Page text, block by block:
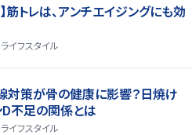
筋トレは、アンチエイジングにも効
ライフスタイル
対策が骨の健康に影響？日焼け
D不足の関係とは
ライフスタイル